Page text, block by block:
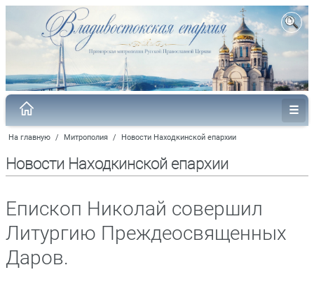
На главную / Митрополия / Новости Находкинской епархии
Новости Находкинской епархии
Епископ Николай совершил
Литургию Преждеосвященных
Даров.